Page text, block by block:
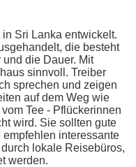
Sri Lanka entwickelt.
die besteht
die Dauer. Mit
sinnvoll. Treiber
sprechen und zeigen
auf dem Weg wie
Tee - Pflückerinnen
wird. Sie sollten gute
interessante
lokale Reisebüros,
werden.